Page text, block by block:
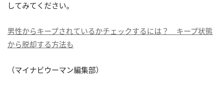
してみてください。
男性からキープされているかチェックするには？ キープ状態
から脱却する方法も
（マイナビウーマン編集部）